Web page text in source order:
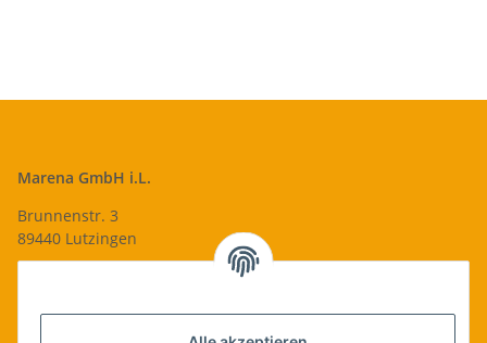
Marena GmbH i.L.
Brunnenstr. 3
89440 Lutzingen